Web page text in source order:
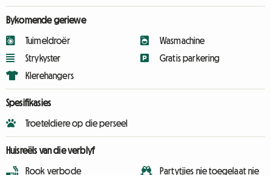
Bykomende geriewe
Tuimeldroër
Strykyster
Klerehangers
Wasmachine
Gratis parkering
Spesifikasies
Troeteldiere op die perseel
Huisreëls van die verblyf
Rook verbode Partytjies nie toegelaat nie